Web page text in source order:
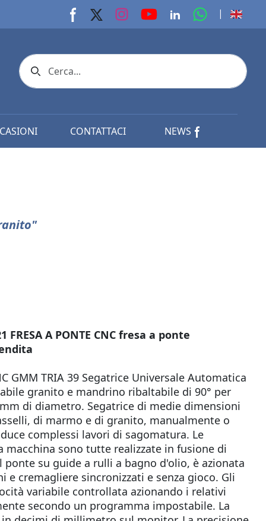
Facebook page
X page Instagram page
youtube page
Linkedin page
whats app
|
Search icon
CONTATTACI NEWS
FRESA A PONTE CNC fresa a ponte
GMM TRIA 39 Segatrice Universale Automatica
granito e mandrino ribaltabile di 90° per
di diametro. Segatrice di medie dimensioni
di marmo e di granito, manualmente o
complessi lavori di sagomatura. Le
sono tutte realizzate in fusione di
ponte su guide a rulli a bagno d'olio, è azionata
e cremagliere sincronizzati e senza gioco. Gli
variabile controllata azionando i relativi
secondo un programma impostabile. La